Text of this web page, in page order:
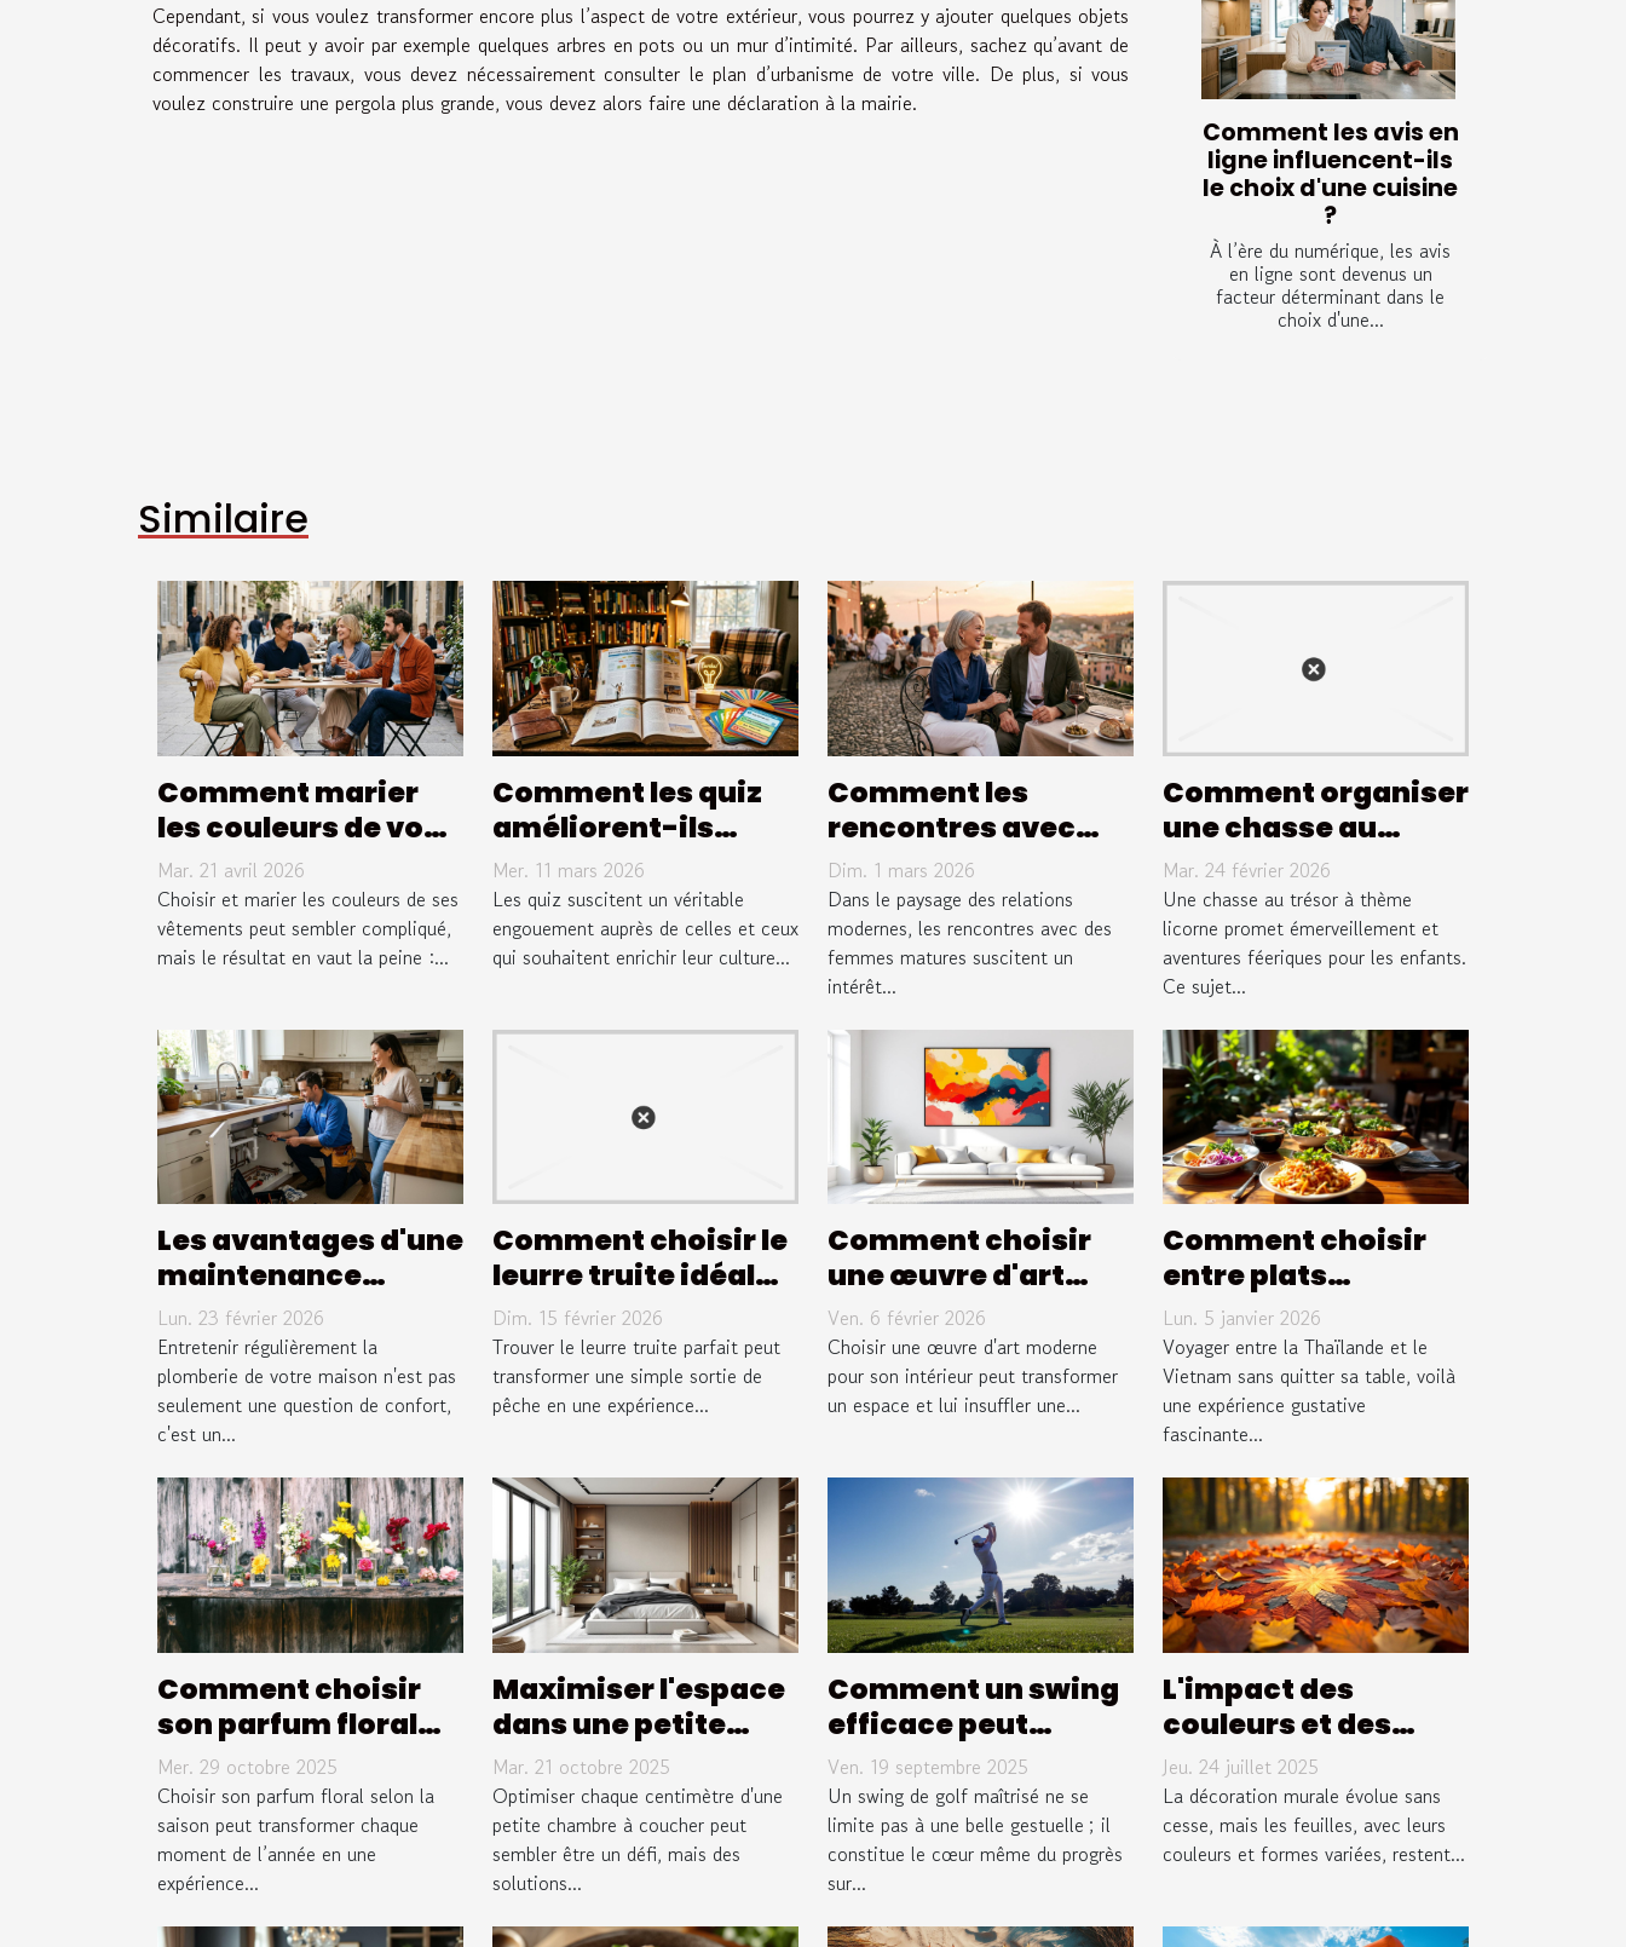
Cependant, si vous voulez transformer encore plus l’aspect de votre extérieur, vous pourrez y ajouter quelques objets
décoratifs. Il peut y avoir par exemple quelques arbres en pots ou un mur d’intimité. Par ailleurs, sachez qu’avant de
commencer les travaux, vous devez nécessairement consulter le plan d’urbanisme de votre ville. De plus, si vous
voulez construire une pergola plus grande, vous devez alors faire une déclaration à la mairie.
Comment les avis en
ligne influencent-ils
le choix d'une cuisine
?
À l’ère du numérique, les avis
en ligne sont devenus un
facteur déterminant dans le
choix d'une...
Similaire
Comment marier
les couleurs de vos
vêtements pour un
look harmonieux ?
Mar. 21 avril 2026
Choisir et marier les couleurs de ses
vêtements peut sembler compliqué,
mais le résultat en vaut la peine :...
Comment les quiz
améliorent-ils
votre culture
générale ?
Mer. 11 mars 2026
Les quiz suscitent un véritable
engouement auprès de celles et ceux
qui souhaitent enrichir leur culture...
Comment les
rencontres avec
des femmes
matures
transforment les
relations modernes
?
Dim. 1 mars 2026
Dans le paysage des relations
modernes, les rencontres avec des
femmes matures suscitent un
intérêt...
Comment organiser
une chasse au
trésor à thème
licorne pour
enfants ?
Mar. 24 février 2026
Une chasse au trésor à thème
licorne promet émerveillement et
aventures féeriques pour les enfants.
Ce sujet...
Les avantages d'une
maintenance
régulière de votre
plomberie
Lun. 23 février 2026
Entretenir régulièrement la
plomberie de votre maison n'est pas
seulement une question de confort,
c'est un...
Comment choisir le
leurre truite idéal
pour différentes
rivières ?
Dim. 15 février 2026
Trouver le leurre truite parfait peut
transformer une simple sortie de
pêche en une expérience...
Comment choisir
une œuvre d'art
moderne pour son
intérieur ?
Ven. 6 février 2026
Choisir une œuvre d'art moderne
pour son intérieur peut transformer
un espace et lui insuffler une...
Comment choisir
entre plats
thaïlandais et
vietnamiens ?
Lun. 5 janvier 2026
Voyager entre la Thaïlande et le
Vietnam sans quitter sa table, voilà
une expérience gustative
fascinante...
Comment choisir
son parfum floral
pour chaque saison
?
Mer. 29 octobre 2025
Choisir son parfum floral selon la
saison peut transformer chaque
moment de l’année en une
expérience...
Maximiser l'espace
dans une petite
chambre à coucher
Mar. 21 octobre 2025
Optimiser chaque centimètre d'une
petite chambre à coucher peut
sembler être un défi, mais des
solutions...
Comment un swing
efficace peut
transformer votre
jeu de golf ?
Ven. 19 septembre 2025
Un swing de golf maîtrisé ne se
limite pas à une belle gestuelle ; il
constitue le cœur même du progrès
sur...
L'impact des
couleurs et des
formes des feuilles
dans la décoration
murale
Jeu. 24 juillet 2025
La décoration murale évolue sans
cesse, mais les feuilles, avec leurs
couleurs et formes variées, restent...